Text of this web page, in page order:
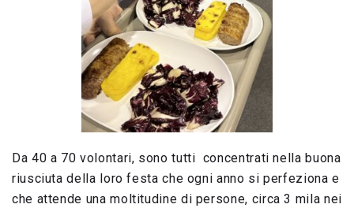
Da 40 a 70 volontari, sono tutti concentrati nella buona
riusciuta della loro festa che ogni anno si perfeziona e
che attende una moltitudine di persone, circa 3 mila nei